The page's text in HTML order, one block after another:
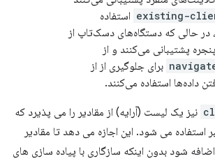
existing- استفاده
در حالی که دستگاه‌های دسک‌تاپ از
پشتیبانی می‌کنند و از
برای جلوگیری از از
داده‌ها استفاده می‌کنند.
نیز یک لیست (آرایه) از مقادیر را می پذیرد که
استفاده می شود. این اجازه می دهد تا مقادیر
شود بدون اینکه سازگاری با پیاده سازی های